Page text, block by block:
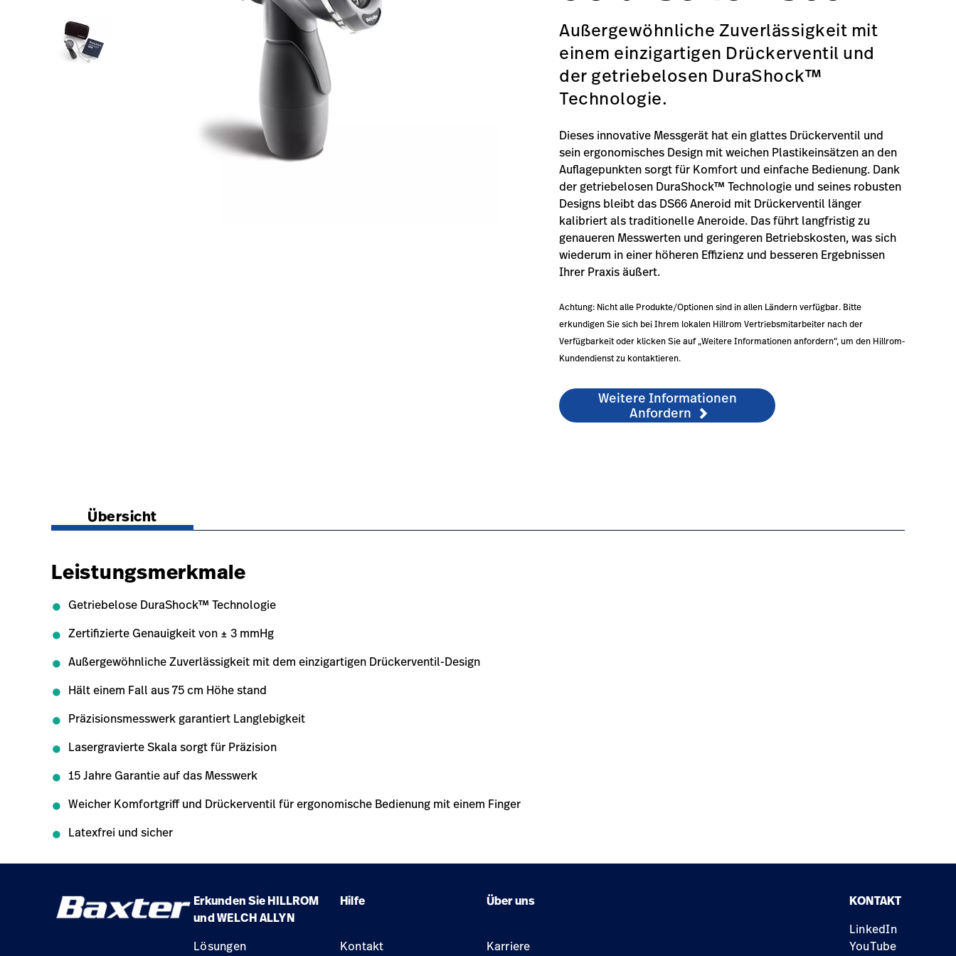
Außergewöhnliche Zuverlässigkeit mit
einem einzigartigen Drückerventil und
der getriebelosen DuraShock™
Technologie.
Dieses innovative Messgerät hat ein glattes Drückerventil und
sein ergonomisches Design mit weichen Plastikeinsätzen an den
Auflagepunkten sorgt für Komfort und einfache Bedienung. Dank
der getriebelosen DuraShock™ Technologie und seines robusten
Designs bleibt das DS66 Aneroid mit Drückerventil länger
kalibriert als traditionelle Aneroide. Das führt langfristig zu
genaueren Messwerten und geringeren Betriebskosten, was sich
wiederum in einer höheren Effizienz und besseren Ergebnissen
Ihrer Praxis äußert.
Achtung: Nicht alle Produkte/Optionen sind in allen Ländern verfügbar. Bitte
erkundigen Sie sich bei Ihrem lokalen Hillrom Vertriebsmitarbeiter nach der
Verfügbarkeit oder klicken Sie auf „Weitere Informationen anfordern“, um den Hillrom-
Kundendienst zu kontaktieren.
Weitere Informationen
Anfordern
Übersicht
Leistungsmerkmale
Getriebelose DuraShock™ Technologie
Zertifizierte Genauigkeit von ± 3 mmHg
Außergewöhnliche Zuverlässigkeit mit dem einzigartigen Drückerventil-Design
Hält einem Fall aus 75 cm Höhe stand
Präzisionsmesswerk garantiert Langlebigkeit
Lasergravierte Skala sorgt für Präzision
15 Jahre Garantie auf das Messwerk
Weicher Komfortgriff und Drückerventil für ergonomische Bedienung mit einem Finger
Latexfrei und sicher
Erkunden Sie HILLROM
und WELCH ALLYN
Hilfe Über uns
Lösungen Kontakt Karriere
KONTAKT
LinkedIn
YouTube